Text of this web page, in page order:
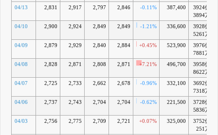
04/13
2,831 2,917 2,797 2,846 -0.11% 387,400
3924億
3894万
04/10
2,900 2,924 2,849 2,849 -1.21% 336,600
3928億
5261万
04/09
2,879 2,929 2,840 2,884 +0.45% 523,900
3976億
7881万
04/08
2,828 2,871 2,808 2,871 +7.21% 496,700
3958億
8622万
04/07
2,725 2,733 2,662 2,678 -0.96% 332,100
3692億
7318万
04/06
2,737 2,743 2,704 2,704 -0.62% 221,500
3728億
5836万
04/03
2,756 2,775 2,709 2,721 +0.07% 325,000
3752億
251万